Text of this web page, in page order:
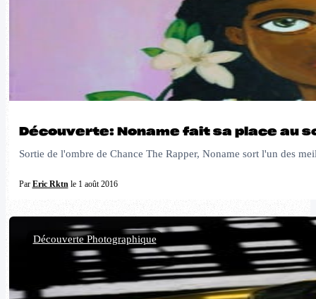
Découverte: Noname fait sa place au
Sortie de l'ombre de Chance The Rapper, Noname sort l'un des
Par Eric Rktnle 1 août 2016
Découverte Photographique